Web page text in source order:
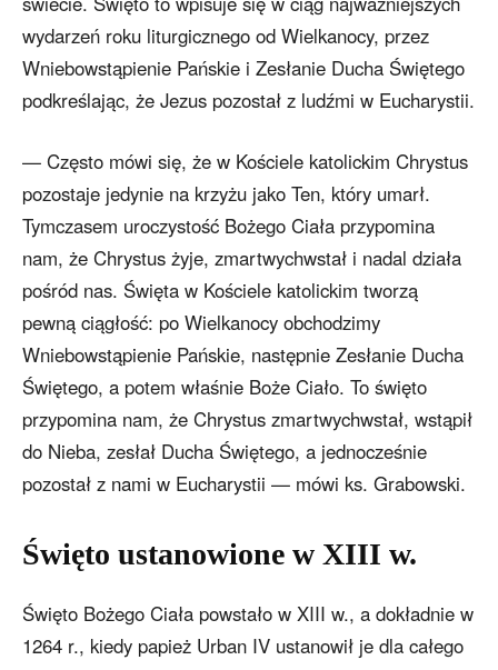
wydarzeń roku liturgicznego od Wielkanocy, przez
Wniebowstąpienie Pańskie i Zesłanie Ducha Świętego
podkreślając, że Jezus pozostał z ludźmi w Eucharystii.
— Często mówi się, że w Kościele katolickim Chrystus
pozostaje jedynie na krzyżu jako Ten, który umarł.
Tymczasem uroczystość Bożego Ciała przypomina
nam, że Chrystus żyje, zmartwychwstał i nadal działa
pośród nas. Święta w Kościele katolickim tworzą
pewną ciągłość: po Wielkanocy obchodzimy
Wniebowstąpienie Pańskie, następnie Zesłanie Ducha
Świętego, a potem właśnie Boże Ciało. To święto
przypomina nam, że Chrystus zmartwychwstał, wstąpił
do Nieba, zesłał Ducha Świętego, a jednocześnie
pozostał z nami w Eucharystii — mówi ks. Grabowski.
Święto ustanowione w XIII w.
Święto Bożego Ciała powstało w XIII w., a dokładnie w
1264 r., kiedy papież Urban IV ustanowił je dla całego